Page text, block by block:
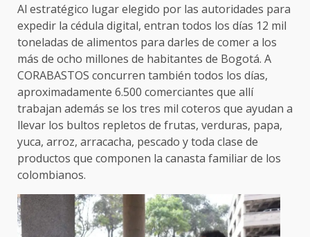
Al estratégico lugar elegido por las autoridades para
expedir la cédula digital, entran todos los días 12 mil
toneladas de alimentos para darles de comer a los
más de ocho millones de habitantes de Bogotá. A
CORABASTOS concurren también todos los días,
aproximadamente 6.500 comerciantes que allí
trabajan además se los tres mil coteros que ayudan a
llevar los bultos repletos de frutas, verduras, papa,
yuca, arroz, arracacha, pescado y toda clase de
productos que componen la canasta familiar de los
colombianos.